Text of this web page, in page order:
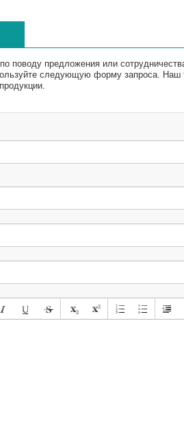
поводу предложения или
следующую форму запроса. Наш